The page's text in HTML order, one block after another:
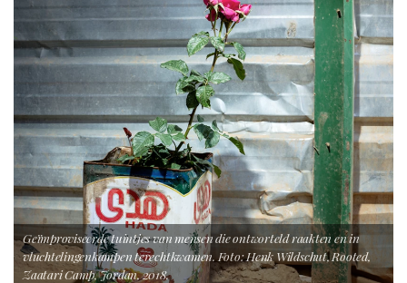
Geïmproviseerde tuintjes van mensen die ontworteld raakten en in
vluchtelingenkampen terechtkwamen. Foto: Henk Wildschut, Rooted,
Zaatari Camp, Jordan, 2018.